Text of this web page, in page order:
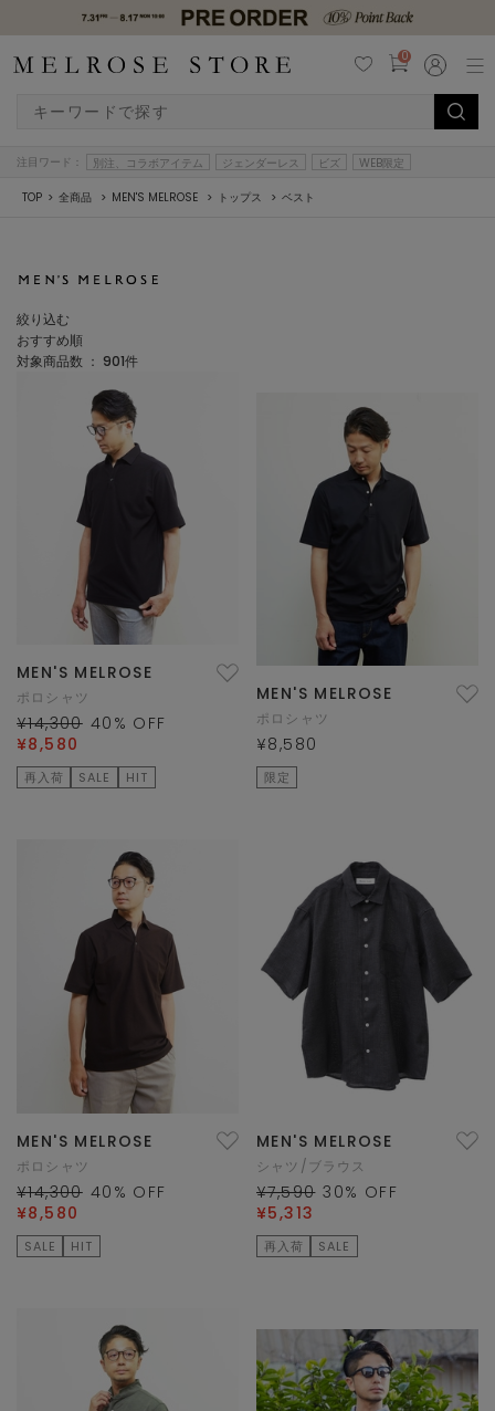
0
注目ワード： 別注、コラボアイテム ジェンダーレス ビズ WEB限定
TOP 全商品 MEN'S MELROSE トップス ベスト
絞り込む
おすすめ順
対象商品数 ： 901件
MEN'S MELROSE
ポロシャツ
¥14,300 40 % OFF
¥8,580
再入荷 SALE HIT
MEN'S MELROSE
ポロシャツ
¥8,580
限定
MEN'S MELROSE
ポロシャツ
¥14,300 40 % OFF
¥8,580
SALE HIT
MEN'S MELROSE
シャツ/ブラウス
¥7,590 30% OFF
¥5,313
再入荷 SALE